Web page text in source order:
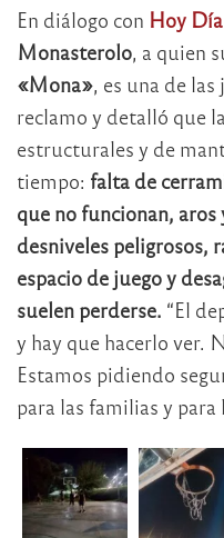
En diálogo con Hoy
Monasterolo, a quien
«Mona», es una de
reclamo y detalló que
estructurales y de
tiempo: falta de
que no funcionan,
desniveles peligrosos,
espacio de juego y
suelen perderse. “El
y hay que hacerlo ver.
Estamos pidiendo
para las familias y para